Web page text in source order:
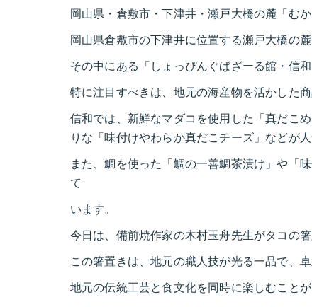
岡山県・倉敷市・下津井・瀬戸大橋の麓「む
岡山県倉敷市の下津井に位置する瀬戸大橋の
その中にある「しょっぴんぐばざーる館・信
特に注目すべきは、地元の海産物を活かした商
信和では、新鮮なマダコを使用した「真だこ
りな「味付けやわらか真だこチーズ」などが人
また、鯛を使った「鯛の一善鯛茶漬け」や「
て
います。
今日は、備前焼作家の木村玉舟先生がタコの
この箸置きは、地元の職人技が光る一品で、
地元の伝統工芸と食文化を同時に楽しむこと